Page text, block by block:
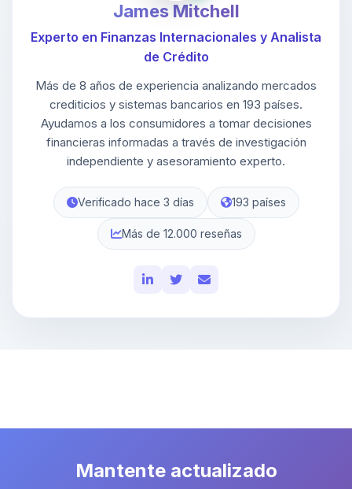
James Mitchell
Experto en Finanzas Internacionales y Analista
de Crédito
Más de 8 años de experiencia analizando mercados
crediticios y sistemas bancarios en 193 países.
Ayudamos a los consumidores a tomar decisiones
financieras informadas a través de investigación
independiente y asesoramiento experto.
Verificado hace 3 días 193 países
Más de 12.000 reseñas
Mantente actualizado